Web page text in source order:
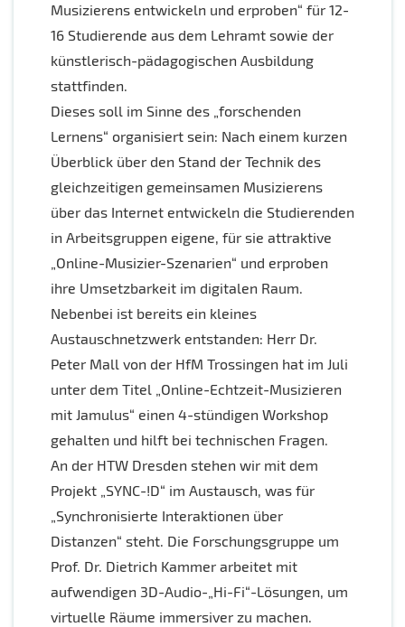
Musizierens entwickeln und erproben“ für 12-
16 Studierende aus dem Lehramt sowie der
künstlerisch-pädagogischen Ausbildung
stattfinden.
Dieses soll im Sinne des „forschenden
Lernens“ organisiert sein: Nach einem kurzen
Überblick über den Stand der Technik des
gleichzeitigen gemeinsamen Musizierens
über das Internet entwickeln die Studierenden
in Arbeitsgruppen eigene, für sie attraktive
„Online-Musizier-Szenarien“ und erproben
ihre Umsetzbarkeit im digitalen Raum.
Nebenbei ist bereits ein kleines
Austauschnetzwerk entstanden: Herr Dr.
Peter Mall von der HfM Trossingen hat im Juli
unter dem Titel „Online-Echtzeit-Musizieren
mit Jamulus“ einen 4-stündigen Workshop
gehalten und hilft bei technischen Fragen.
An der HTW Dresden stehen wir mit dem
Projekt „SYNC-!D“ im Austausch, was für
„Synchronisierte Interaktionen über
Distanzen“ steht. Die Forschungsgruppe um
Prof. Dr. Dietrich Kammer arbeitet mit
aufwendigen 3D-Audio-„Hi-Fi“-Lösungen, um
virtuelle Räume immersiver zu machen.